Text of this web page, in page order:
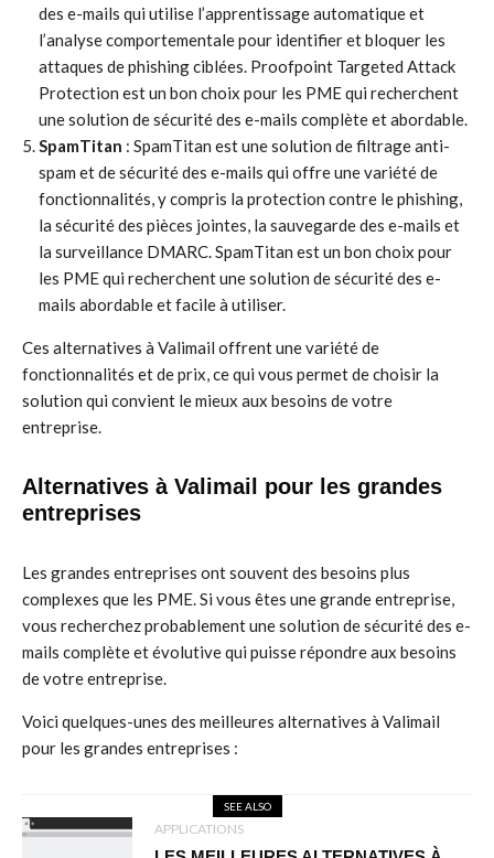
des e-mails qui utilise l’apprentissage automatique et
l’analyse comportementale pour identifier et bloquer les
attaques de phishing ciblées. Proofpoint Targeted Attack
Protection est un bon choix pour les PME qui recherchent
une solution de sécurité des e-mails complète et abordable.
SpamTitan : SpamTitan est une solution de filtrage anti-
spam et de sécurité des e-mails qui offre une variété de
fonctionnalités, y compris la protection contre le phishing,
la sécurité des pièces jointes, la sauvegarde des e-mails et
la surveillance DMARC. SpamTitan est un bon choix pour
les PME qui recherchent une solution de sécurité des e-
mails abordable et facile à utiliser.
Ces alternatives à Valimail offrent une variété de
fonctionnalités et de prix, ce qui vous permet de choisir la
solution qui convient le mieux aux besoins de votre
entreprise.
Alternatives à Valimail pour les grandes
entreprises
Les grandes entreprises ont souvent des besoins plus
complexes que les PME. Si vous êtes une grande entreprise,
vous recherchez probablement une solution de sécurité des e-
mails complète et évolutive qui puisse répondre aux besoins
de votre entreprise.
Voici quelques-unes des meilleures alternatives à Valimail
pour les grandes entreprises :
SEE ALSO
APPLICATIONS